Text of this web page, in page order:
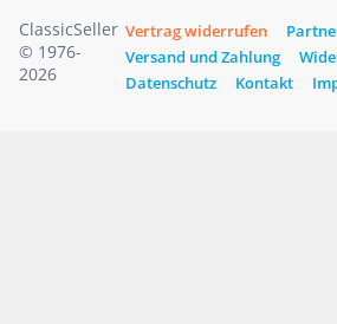
ClassicSeller
© 1976-
2026
Vertrag widerrufen
Versand und Zahlung
Datenschutz
Kontakt